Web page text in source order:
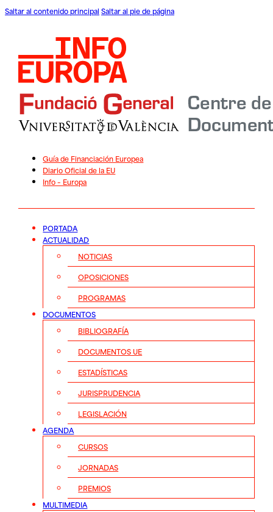
Saltar al contenido principal Saltar al pie de página
Guía de Financiación Europea
Diario Oficial de la EU
Info – Europa
PORTADA
ACTUALIDAD
NOTICIAS
OPOSICIONES
PROGRAMAS
DOCUMENTOS
BIBLIOGRAFÍA
DOCUMENTOS UE
ESTADÍSTICAS
JURISPRUDENCIA
LEGISLACIÓN
AGENDA
CURSOS
JORNADAS
PREMIOS
MULTIMEDIA